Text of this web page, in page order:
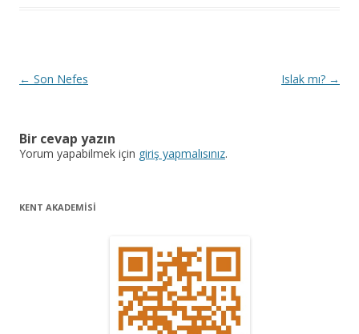
Y
ı
l
← Son Nefes Islak mı? →
Bir cevap yazın
Yorum yapabilmek için giriş yapmalısınız.
KENT AKADEMİSİ